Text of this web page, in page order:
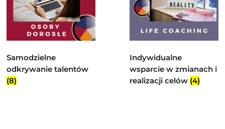
Samodzielne
odkrywanie talentów
(8)
Indywidualne
wsparcie w zmianach i
realizacji celów (4)